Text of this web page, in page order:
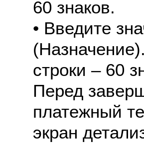
60 знаков.
• Введите
строки – 60
Перед
платежный
экран